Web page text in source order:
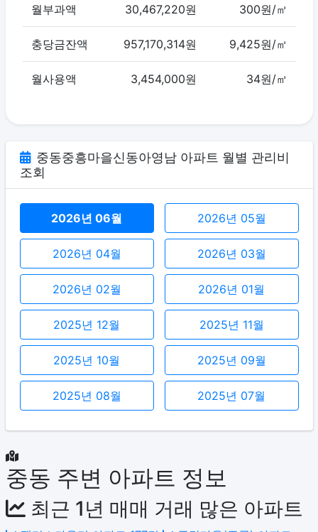
월부과액 30,467,220원 300원/㎡
충당금잔액 957,170,314원 9,425원/㎡
월사용액 3,454,000원 34원/㎡
중동중흥마을신동아영남 아파트 월별 관리비
조회
2026년 06월 2026년 05월
2026년 04월 2026년 03월
2026년 02월 2026년 01월
2025년 12월 2025년 11월
2025년 10월 2025년 09월
2025년 08월 2025년 07월
중동 주변 아파트 정보
최근 1년 매매 거래 많은 아파트